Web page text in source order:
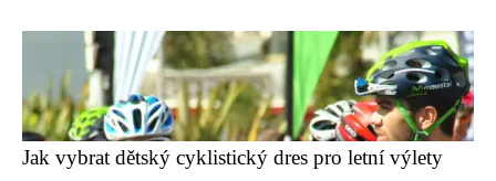
Jak vybrat dětský cyklistický dres pro letní výlety